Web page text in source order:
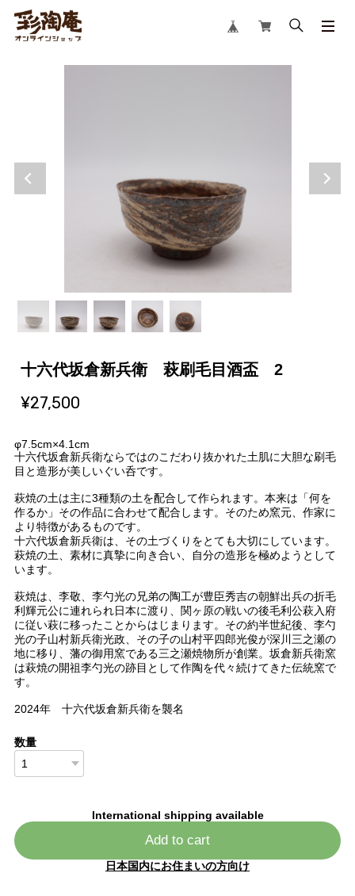
十六代坂倉新兵衛 萩刷毛目酒盃 2
¥27,500
φ7.5cm×4.1cm
十六代坂倉新兵衛ならではのこだわり抜かれた土肌に大胆な刷毛
目と造形が美しいぐい呑です。
萩焼の土は主に3種類の土を配合して作られます。本来は「何を
作るか」その作品に合わせて配合します。そのため窯元、作家に
より特徴があるものです。
十六代坂倉新兵衛は、その土づくりをとても大切にしています。
萩焼の土、素材に真摯に向き合い、自分の造形を極めようとして
います。
萩焼は、李敬、李勺光の兄弟の陶工が豊臣秀吉の朝鮮出兵の折毛
利輝元公に連れられ日本に渡り、関ヶ原の戦いの後毛利公萩入府
に従い萩に移ったことからはじまります。その約半世紀後、李勺
光の子山村新兵衛光政、その子の山村平四郎光俊が深川三之瀬の
地に移り、藩の御用窯である三之瀬焼物所が創業。坂倉新兵衛窯
は萩焼の開祖李勺光の跡目として作陶を代々続けてきた伝統窯で
す。
2024年 十六代坂倉新兵衛を襲名
数量
International shipping available
Add to cart
日本国内にお住まいの方向け